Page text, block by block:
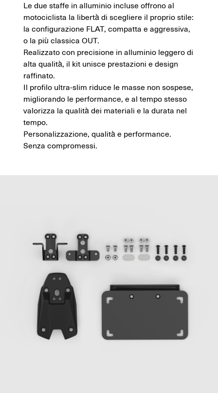
Le due staffe in alluminio incluse offrono al
motociclista la libertà di scegliere il proprio stile:
la configurazione FLAT, compatta e aggressiva,
o la più classica OUT.
Realizzato con precisione in alluminio leggero di
alta qualità, il kit unisce prestazioni e design
raffinato.
Il profilo ultra-slim riduce le masse non sospese,
migliorando le performance, e al tempo stesso
valorizza la qualità dei materiali e la durata nel
tempo.
Personalizzazione, qualità e performance.
Senza compromessi.